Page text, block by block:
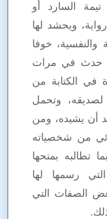
السارد أو
ويحشد لها
والنفسية، خوفا
حدث في مرات
في الكتابة من
لصديقه، وتحمل
أن يشيده، ومن
من شخصياته
تطالبه بمنحها
رسمها لها
الصفات التي